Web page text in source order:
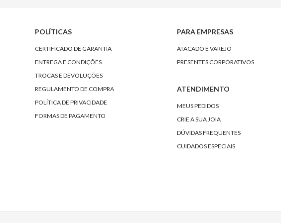
POLÍTICAS
CERTIFICADO DE GARANTIA
ENTREGA E CONDIÇÕES
TROCAS E DEVOLUÇÕES
REGULAMENTO DE COMPRA
POLÍTICA DE PRIVACIDADE
FORMAS DE PAGAMENTO
PARA EMPRESAS
ATACADO E VAREJO
PRESENTES CORPORATIVOS
ATENDIMENTO
MEUS PEDIDOS
CRIE A SUA JOIA
DÚVIDAS FREQUENTES
CUIDADOS ESPECIAIS